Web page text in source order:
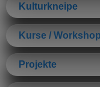
Kulturkneipe
Kurse /
Projekte